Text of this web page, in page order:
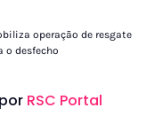
operação de resgate
o desfecho
RSC Portal